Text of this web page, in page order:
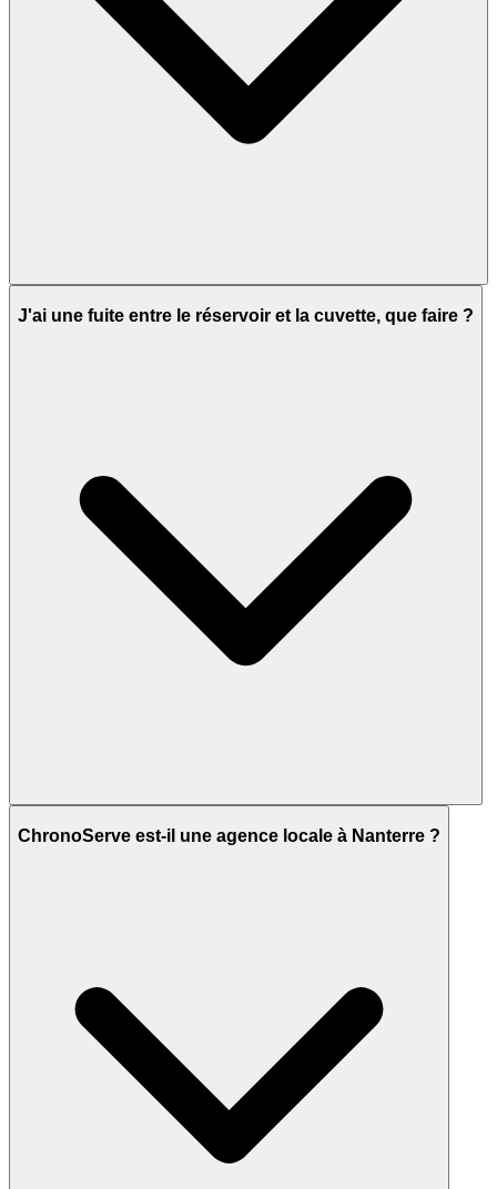
J'ai une fuite entre le réservoir et la cuvette, que faire ?
ChronoServe est-il une agence locale à Nanterre ?